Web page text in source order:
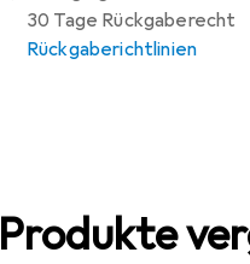
30 Tage Rückgaberecht
Rückgaberichtlinien
Produkte